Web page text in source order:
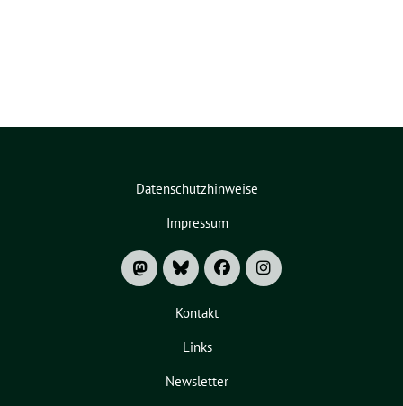
Datenschutzhinweise
Impressum
Kontakt
Links
Newsletter